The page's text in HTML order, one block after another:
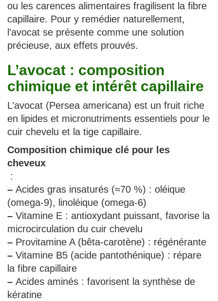
ou les carences alimentaires fragilisent la fibre
capillaire. Pour y remédier naturellement,
l’avocat se présente comme une solution
précieuse, aux effets prouvés.
L’avocat : composition
chimique et intérêt capillaire
L’avocat (Persea americana) est un fruit riche
en lipides et micronutriments essentiels pour le
cuir chevelu et la tige capillaire.
Composition chimique clé pour les
cheveux
:
– Acides gras insaturés (≈70 %) : oléique
(omega-9), linoléique (omega-6)
– Vitamine E : antioxydant puissant, favorise la
microcirculation du cuir chevelu
– Provitamine A (bêta-carotène) : régénérante
– Vitamine B5 (acide pantothénique) : répare
la fibre capillaire
– Acides aminés : favorisent la synthèse de
kératine